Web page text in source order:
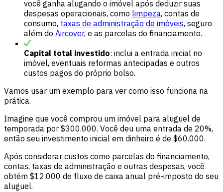
você ganha alugando o imóvel após deduzir suas
despesas operacionais, como limpeza, contas de
consumo, taxas de administração de imóveis, seguro
além do Aircover, e as parcelas do financiamento.
Capital total investido: inclui a entrada inicial no
imóvel, eventuais reformas antecipadas e outros
custos pagos do próprio bolso.
Vamos usar um exemplo para ver como isso funciona na
prática.
Imagine que você comprou um imóvel para aluguel de
temporada por $300.000. Você deu uma entrada de 20%,
então seu investimento inicial em dinheiro é de $60.000.
Após considerar custos como parcelas do financiamento,
contas, taxas de administração e outras despesas, você
obtém $12.000 de fluxo de caixa anual pré-imposto do seu
aluguel.